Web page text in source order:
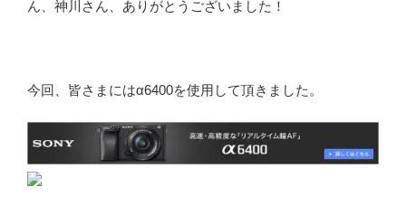
ん、神川さん、ありがとうございました！
今回、皆さまにはα6400を使用して頂きました。